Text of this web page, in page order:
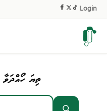
Login
ތިޔަ